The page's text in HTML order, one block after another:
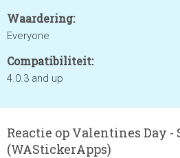
Waardering:
Everyone
Compatibiliteit:
4.0.3 and up
Reactie op Valentines Day -
(WAStickerApps)